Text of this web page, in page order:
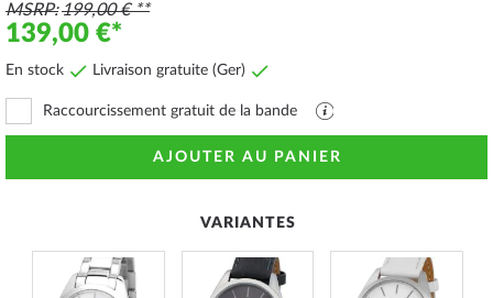
MSRP 199,00 €
139,00 €
En stock Livraison gratuite (Ger)
Raccourcissement gratuit de la bandeFichier
PDF
avec
explications
AJOUTER AU PANIER
VARIANTES